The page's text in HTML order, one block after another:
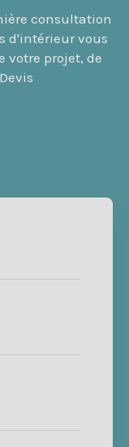
consultation
d'intérieur vous
votre projet, de